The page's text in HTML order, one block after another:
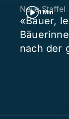
1 Min
Neue Staffel
«Bauer,
nach der